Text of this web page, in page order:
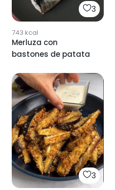
3
743 kcal
Merluza con
bastones de patata
3